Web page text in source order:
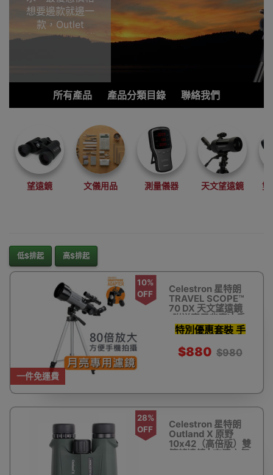
想要邊款就邊一
款，Outlet
Express HK香港
所有產品
產品分類目錄 聯絡我們
望遠鏡 文儀用品 測量儀器 天文望遠鏡 雙
低$排起 高$排起
一件免運費
10%
OFF
Celestron 星特朗
TRAVEL SCOPE™
70 DX 天文望遠鏡
(附送專用背囊)| 香
港行貨
特別優惠套裝 手
機影相支架 濾鏡
天文軟件及更多
$880 $980
28%
OFF
Celestron 星特朗
Outland X 原野
10x42（高倍版）雙
筒望遠鏡 | 高清充氮